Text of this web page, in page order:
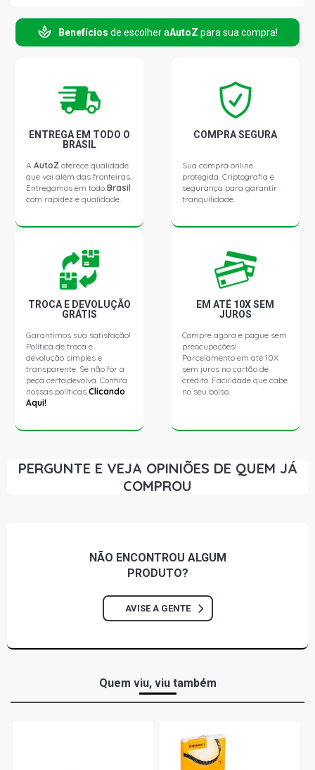
Benefícios de escolher aAutoZ para sua compra!
ENTREGA EM TODO O
BRASIL
AAutoZ oferece qualidade
que vai além das fronteiras.
Entregamos em todoBrasil
com rapidez e qualidade.
COMPRA SEGURA
Sua compra online
protegida. Criptografia e
segurança para garantir
tranquilidade.
TROCA E DEVOLUÇÃO
GRÁTIS
Garantimos sua satisfação!
Política de troca e
devolução simples e
transparente. Se não for a
peça certa,devolva. Confira
nossas políticasClicando
Aqui!
EM ATÉ 10X SEM
JUROS
Compre agora e pague sem
preocupações!
Parcelamento em até 10X
sem juros no cartão de
crédito. Facilidade que cabe
no seu bolso.
PERGUNTE E VEJA OPINIÕES DE QUEM JÁ
COMPROU
NÃO ENCONTROU ALGUM
PRODUTO?
AVISE A GENTE
Quem viu, viu também